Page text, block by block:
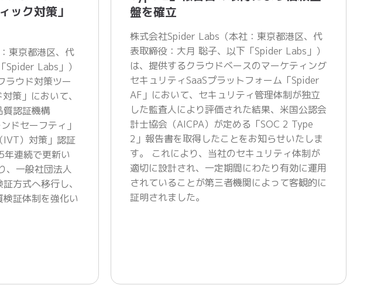
ック対策」
東京都港区、代
Spider Labs」）
ラウド対策ツー
策」において、
質認証機構
ドセーフティ」
IVT）対策」認証
連続で更新い
、一般社団法人
方式へ移行し、
証体制を強化い
盤を確立
株式会社Spider Labs（本社：東京都港区、代
表取締役：大月 聡子、以下「Spider Labs」）
は、提供するクラウドベースのマーケティング
セキュリティSaaSプラットフォーム「Spider
AF」において、セキュリティ管理体制が独立
した監査人により評価された結果、米国公認会
計士協会（AICPA）が定める「SOC 2 Type
2」報告書を取得したことをお知らせいたしま
す。 これにより、当社のセキュリティ体制が
適切に設計され、一定期間にわたり有効に運用
されていることが第三者機関によって客観的に
証明されました。